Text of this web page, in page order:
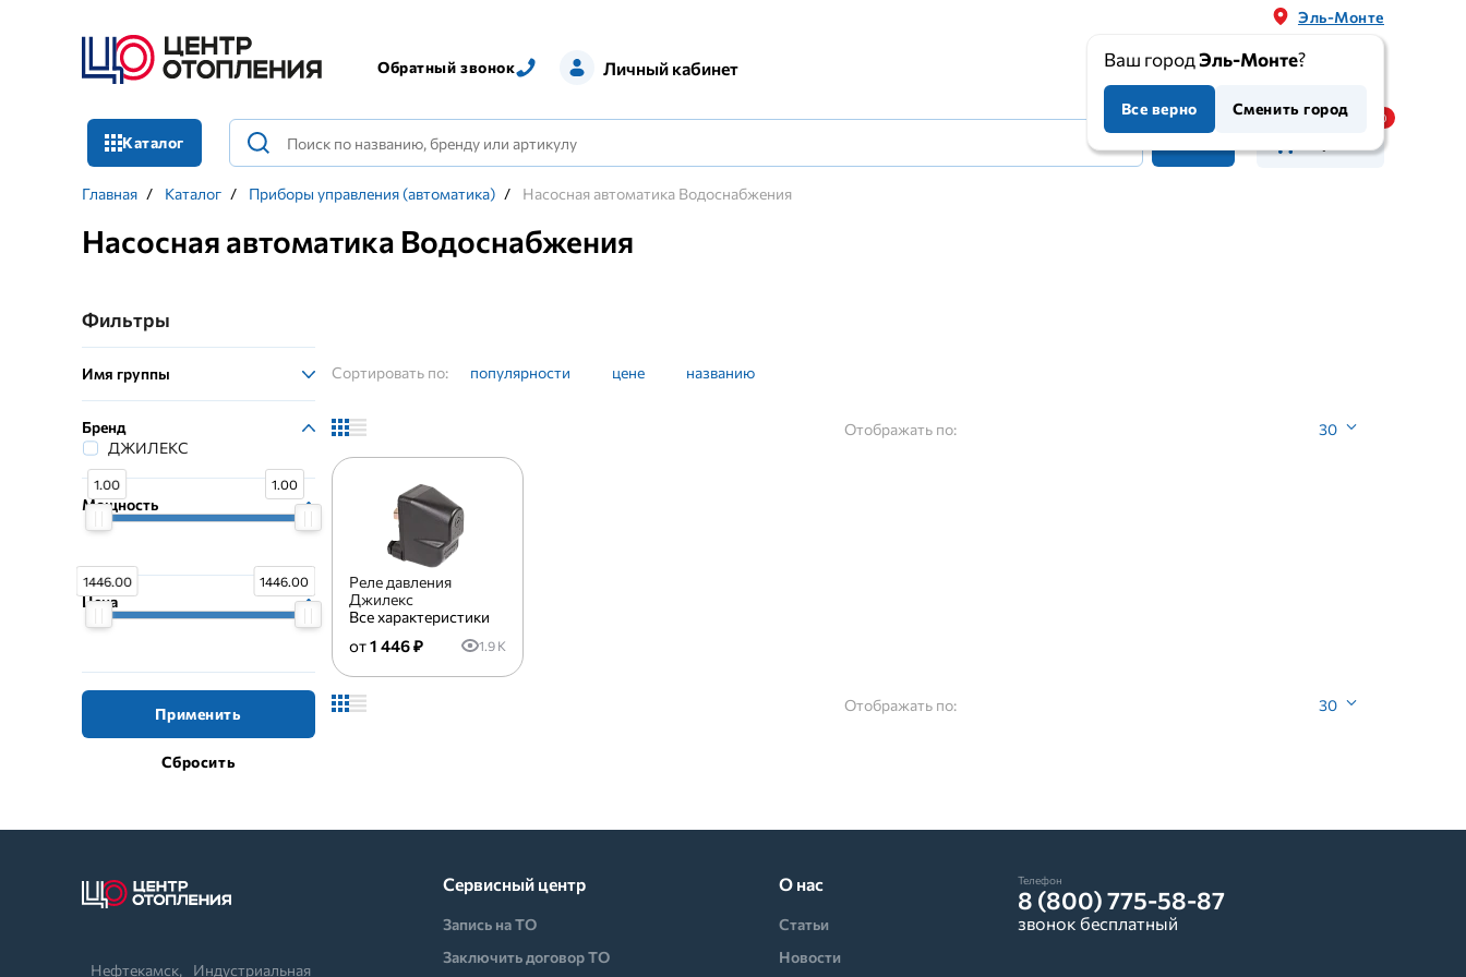
Эль-Монте
Ваш городЭль-Монте?
Все верно Сменить город
Обратный звонок Личный кабинет
Каталог
Главная / Каталог / Приборы управления (автоматика) / Насосная автоматика Водоснабжения
Насосная автоматика Водоснабжения
Фильтры
Имя группы
Бренд
ДЖИЛЕКС
Мощность
1.00 1.00
Цена
1446.00 1446.00
Применить
Сортировать по: популярности цене названию
Отображать по: 30
Реле давления
Джилекс
Все характеристики
1 446 ₽ 1.9 K
Отображать по: 30
Нефтекамск,⠀Индустриальная
Сервисный центр
Запись на ТО
Заключить договор ТО
О нас
Статьи
Новости
Телефон
8 (800) 775-58-87
звонок бесплатный